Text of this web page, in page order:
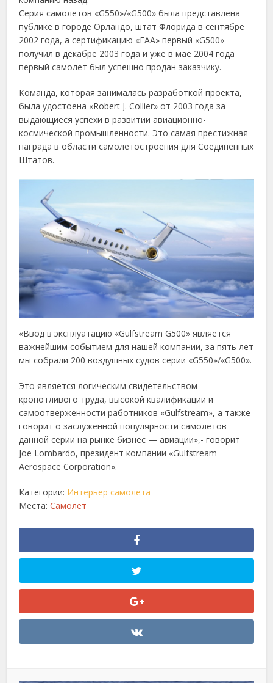
Серия самолетов «G550»/«G500» была представлена
публике в городе Орландо, штат Флорида в сентябре
2002 года, а сертификацию «FAA» первый «G500»
получил в декабре 2003 года и уже в мае 2004 года
первый самолет был успешно продан заказчику.
Команда, которая занималась разработкой проекта,
была удостоена «Robert J. Collier» от 2003 года за
выдающиеся успехи в развитии авиационно-
космической промышленности. Это самая престижная
награда в области самолетостроения для Соединенных
Штатов.
«Ввод в эксплуатацию «Gulfstream G500» является
важнейшим событием для нашей компании, за пять лет
мы собрали 200 воздушных судов серии «G550»/«G500».
Это является логическим свидетельством
кропотливого труда, высокой квалификации и
самоотверженности работников «Gulfstream», а также
говорит о заслуженной популярности самолетов
данной серии на рынке бизнес — авиации»,- говорит
Joe Lombardo, президент компании «Gulfstream
Aerospace Corporation».
Категории: Интерьер самолета
Места:Самолет